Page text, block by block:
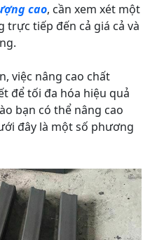
cao, cần xem xét một
trực tiếp đến cả giá cả và
việc nâng cao chất
để tối đa hóa hiệu quả
bạn có thể nâng cao
đây là một số phương